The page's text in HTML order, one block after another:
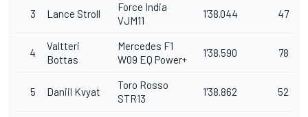
3 Lance Stroll
Force India
VJM11
1'38.044 47
4
Valtteri
Bottas
Mercedes F1
W09 EQ Power+
1'38.590 78
5 Daniil Kvyat
Toro Rosso
STR13
1'38.862 52